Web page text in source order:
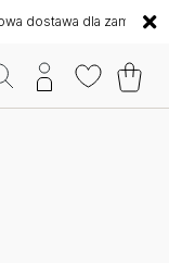
dla zamówień od 300 zł